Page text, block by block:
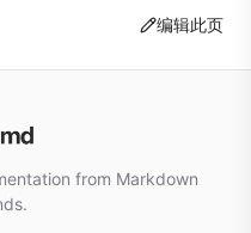
编辑此页
from Markdown